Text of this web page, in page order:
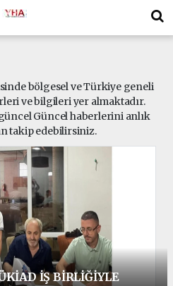
bölgesel ve Türkiye geneli
ve bilgileri yer almaktadır.
Güncel haberlerini anlık
takip edebilirsiniz.
Yanındaki Sinoplu İş
Dostları Dikmen